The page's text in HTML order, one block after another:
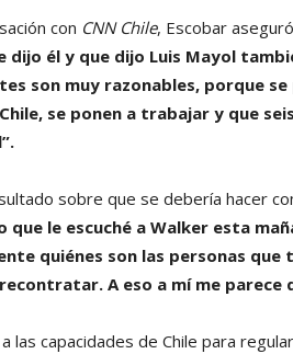
con CNN Chile, Escobar
dijo él y que dijo Luis Mayol
son muy razonables, porque
se ponen a trabajar y que
sobre que se debería hacer
que le escuché a Walker esta
quiénes son las personas
A eso a mí me parece
las capacidades de Chile para